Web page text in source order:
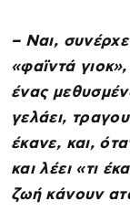
– Ναι,
«φαϊντά
ένας
γελάει,
έκανε, και,
και λέει «τι
ζωή κάνουν